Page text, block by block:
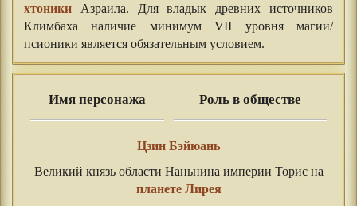
хтоники Азраила. Для владык древних источников
Климбаха наличие минимум VII уровня магии/
псионики является обязательным условием.
Имя персонажа Роль в обществе
Цзин Бэйюань
Великий князь области Наньнина империи Торис на
планете Лирея